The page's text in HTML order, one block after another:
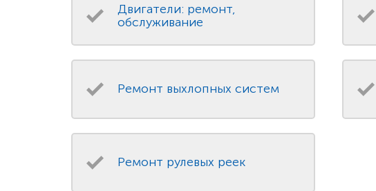
Двигатели: ремонт,
обслуживание
Ремонт выхлопных систем
Ремонт рулевых реек